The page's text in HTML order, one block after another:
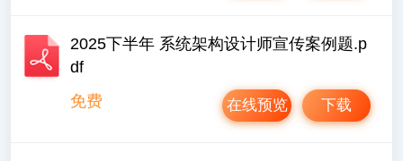
2025下半年 系统架构设计师宣传案例题.p
df
免费
下载
在线预览